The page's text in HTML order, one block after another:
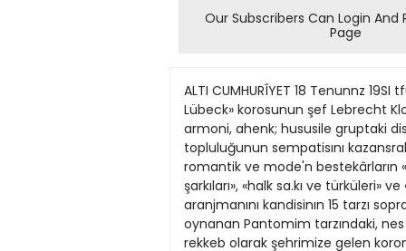
Cumhuriyet Alışveriş
Cumhuriyet Ankara
Cumhuriyet Büyük
Taaruz
Cumhuriyet
Cumartesi
Cumhuriyet Çevre
2016
2015
2013
2012
2011
2010
2009
Our Subscribers Can Login And
Page
ALTI CUMHURÎYET 18 Tenunnz 19SI tfüniin J?esimleri Almanyanın Liibeck korosunun başanlı konserleri Almanyanın «Chor der Sıngeleiter, Lübeck» korosunun şef Lebrecht Klohs idaresinde, Açıkhava Tıyatrosunda Kızılay menfaatine verdiği konserler, korodaki ses oeraberliği, armoni, ahenk; hususile gruptaki disiplm, zaafet ve nezaket bakımından fevkalâde başarılı olmuş, sanatkârlar, sanatsever bir dinleyici topluluğunun sempatisını kazansrak şiddetle alkışlanmışlardır. «Halk korosu» ve «Klâsik koro» vasıflarını toplıyan koranun. programı. klâsik, romantik ve mode'n bestekârların «Dint şarkUarı», ., Alman hıssî sarkıları», «eski aşk şarkılan», «muhtelif memleket bes tekârlarının şarkıları», «halk sa.kı ve türküleri» ve «neşelı sarkı'.ar» kısımlarına ayrümıştır. Başta, şefin idaresi ve bestelemiş olduğu <'şarkılar» ile aranjmanını kandisinın 15 tarzı soprano Sigrid Lauenstein ve ı . . . „ .Vlarie Denk dikkati çekmiş, olgun bir beraberlikle EÖylenen ve oynanan Pantomim tarzındaki, nes eli halk şarkılan düo ve kuartetleri beğenilmiştir. Dokuz soprano, altı alto, be« tenor, yedi bastan mü rekkeb olarak şehrimize gelen koronun hususiyetlerini, repertuanndaki şarkılarm ezbere soylenişi ve ayrıca her sanatkânn koroyu idareye muktedır olabilmesi teşkil etmekte, bu sebeble koroya nSingeledter »adı verilmektedir. Orkestra refakati olmadan «A Capella» söyliyen bu grup, ayrıca orkestra ile de konserler verebilmektedır. Haftada sadece 12 defa çalışarak bu seviyeye varan koronun elemanları hiç bir akademi veya konservatuara bağh olmayıp, yrı meslek sahibidirler. Koro dün Radyoevini ziyaret etm>ş ve Nevzad Atlı idaresinde kiâsık Türk müziği programında bulunmuşrur. Türk folklorunu ve bestelerimizin çok sesli eserlerini dinlemeyi pek arzu eden sanatkâılara, bu imkânın hiç olmazsa plâk ile sağlanması beklenrr.ekte; Şehir korosundan armonize edilmiş halk türkülerimizin dinletilmesi düşünühnektedir. Fransads yapüan otomobil yarışlarında Mercedenz Benz markalı ikı Alman otomobıli Alman korosu, İstanbul radyobirincilıği ve ikinciliğı elde etrpeğe muvaffak olmuşlardır. Yukarıdakı reshnrie iki Alman oto sunda pazartesi günü yaytn yaparnabili yarışı pek az farkla bitirirlerken görülm ektedir. câk, Ankara ve İzmire gidecek, tek rsr jehrimize dönecektir. Restnli Romanımız .. KIMlLOAMA.BIRı GEMISI ÂLÂ...AKA8A iLEBlRLh GETİRSİNLER.. SONRA ,MA0Ap1 GRA.NME ZON'UN PR' TAKİP ETSINLER. gÂR/N... EVD£ Y?/Y£ GÜRÜLj Ç VD£ Y//Y£ GÜRÜL) ÇABU* TÜ BAŞLADI.*. H/4/L TIDA/MA O f OUYULUYOR... BAY KOA1İSER £tÂ DIŞ1NA 8/RLSi Gİ/ÇlUKlE